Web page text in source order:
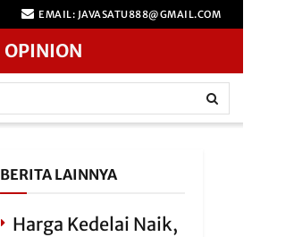
EMAIL: JAVASATU888@GMAIL.COM
OPINION
BERITA LAINNYA
Harga Kedelai Naik,